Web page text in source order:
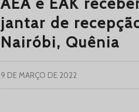
jantar de
Nairóbi, Quênia
9 DE MARÇO DE 2022